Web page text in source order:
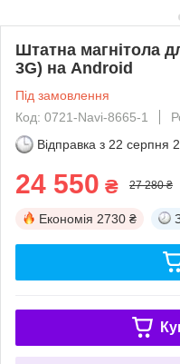
Штатна магнітола
3G) на Android
Під замовлення
Код: 0721-Navi-8665-1
Відправка з 22 серпня
24 550 ₴ 27 280 ₴
Економія 2730 ₴